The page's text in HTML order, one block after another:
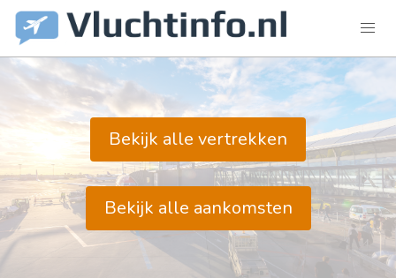
Bekijk alle vertrekken
Bekijk alle aankomsten